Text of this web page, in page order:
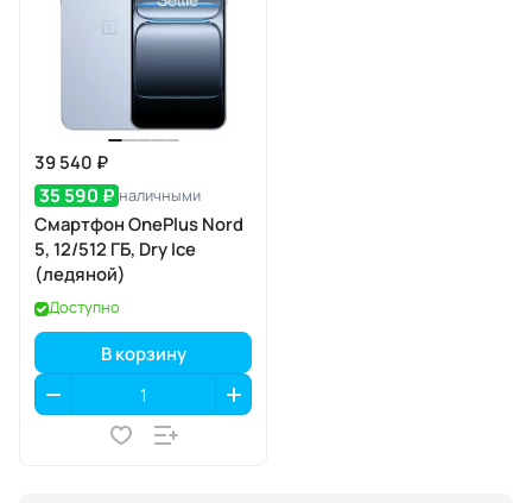
39 540 ₽
35 590 ₽ наличными
Смартфон OnePlus Nord
5, 12/512 ГБ, Dry Ice
(ледяной)
Доступно
В корзину